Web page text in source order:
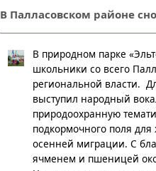
В Палласовском районе
В природном парке
школьники со всего
региональной власти.
выступил народный
природоохранную
подкормочного поля
осенней миграции. С
ячменем и пшеницей